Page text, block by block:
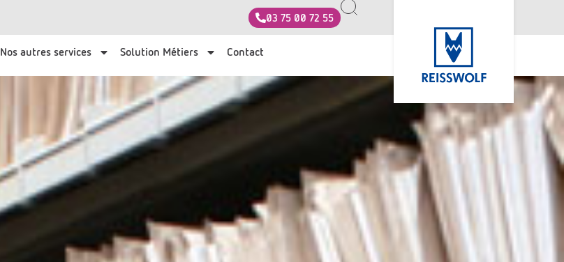
03 75 00 72 55
Nos autres services Solution Métiers Contact